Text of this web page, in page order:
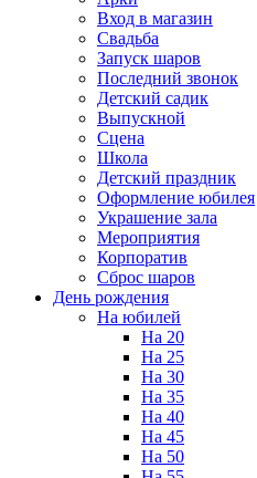
Вход в магазин
Свадьба
Запуск шаров
Последний звонок
Детский садик
Выпускной
Сцена
Школа
Детский праздник
Оформление юбилея
Украшение зала
Мероприятия
Корпоратив
Сброс шаров
День рождения
На юбилей
На 20
На 25
На 30
На 35
На 40
На 45
На 50